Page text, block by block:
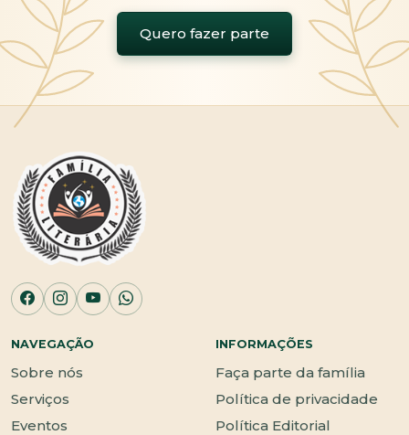
Quero fazer parte
NAVEGAÇÃO
Sobre nós
Serviços
Eventos
INFORMAÇÕES
Faça parte da família
Política de privacidade
Política Editorial